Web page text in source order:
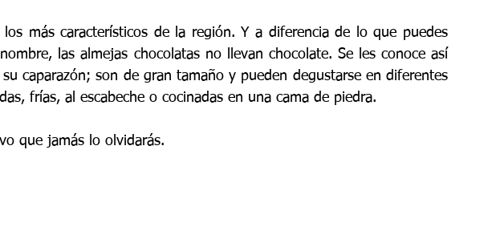
más característicos de la región. Y a diferencia de lo que puedes
las almejas chocolatas no llevan chocolate. Se les conoce así
caparazón; son de gran tamaño y pueden degustarse en diferentes
frías, al escabeche o cocinadas en una cama de piedra.
que jamás lo olvidarás.